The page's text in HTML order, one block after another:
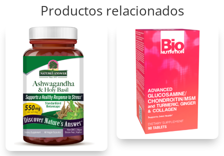
Productos relacionados